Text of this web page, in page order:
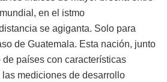
en el istmo
se agiganta. Solo para
de Guatemala. Esta nación, junto
países con características
mediciones de desarrollo